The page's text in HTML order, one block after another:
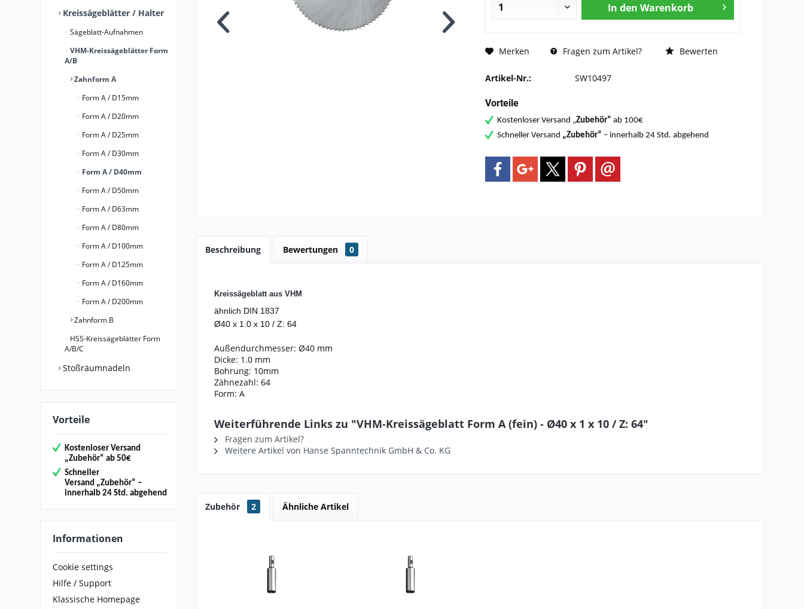
Kreissägeblätter / Halter
Sägeblatt-Aufnahmen
VHM-Kreissägeblätter Form
A/B
Zahnform A
Form A / D15mm
Form A / D20mm
Form A / D25mm
Form A / D30mm
Form A / D40mm
Form A / D50mm
Form A / D63mm
Form A / D80mm
Form A / D100mm
Form A / D125mm
Form A / D160mm
Form A / D200mm
Zahnform B
HSS-Kreissägeblätter Form
A/B/C
Stoßräumnadeln
Vorteile
Kostenloser Versand
„Zubehör“ ab 50€
Schneller
Versand „Zubehör“ –
innerhalb 24 Std. abgehend
Informationen
Cookie settings
Hilfe / Support
Klassische Homepage
In den Warenkorb
Merken Fragen zum Artikel? Bewerten
Artikel-Nr.: SW10497
Vorteile
Kostenloser Versand „Zubehör“ ab 100€
Schneller Versand „Zubehör“ – innerhalb 24 Std. abgehend
Beschreibung Bewertungen 0
Kreissägeblatt aus VHM
ähnlich DIN 1837
Ø40 x 1.0 x 10 / Z: 64
Außendurchmesser: Ø40 mm
Dicke: 1.0 mm
Bohrung: 10mm
Zähnezahl: 64
Form: A
Weiterführende Links zu "VHM-Kreissägeblatt Form A (fein) - Ø40 x 1 x 10 / Z: 64"
Fragen zum Artikel?
Weitere Artikel von Hanse Spanntechnik GmbH & Co. KG
Zubehör 2 Ähnliche Artikel